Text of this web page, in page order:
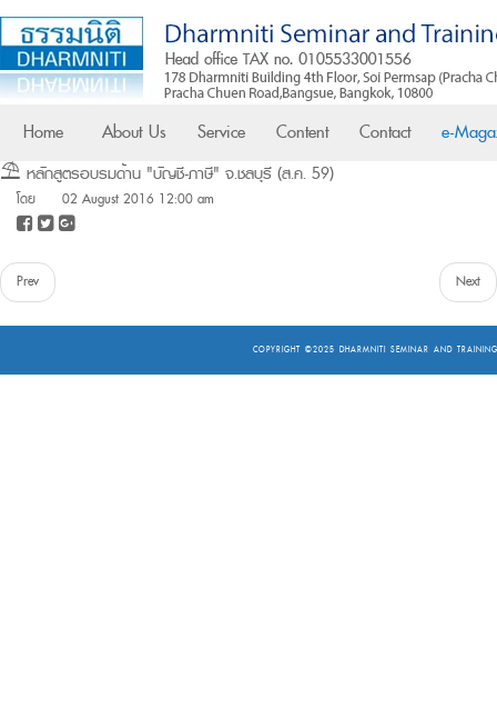
Home About Us Service Content Contact e-
⛱ หลักสูตรอบรมด้าน "บัญชี-ภาษี" จ.ชลบุรี (ส.ค. 59)
โดย 02 August 2016 12:00 am
Prev Next
COPYRIGHT ©2025 DHARMNITI SEMINAR AND